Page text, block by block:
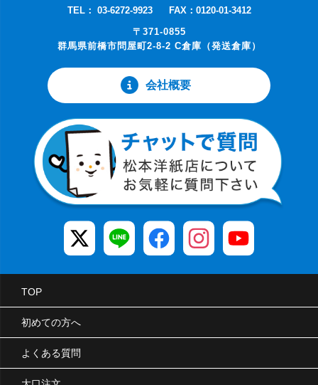
TEL： 03-6272-9923
FAX：0120-01-3412
〒371-0855
群馬県前橋市問屋町2-8-2 C倉庫（発送倉庫）
会社概要
TOP
初めての方へ
よくある質問